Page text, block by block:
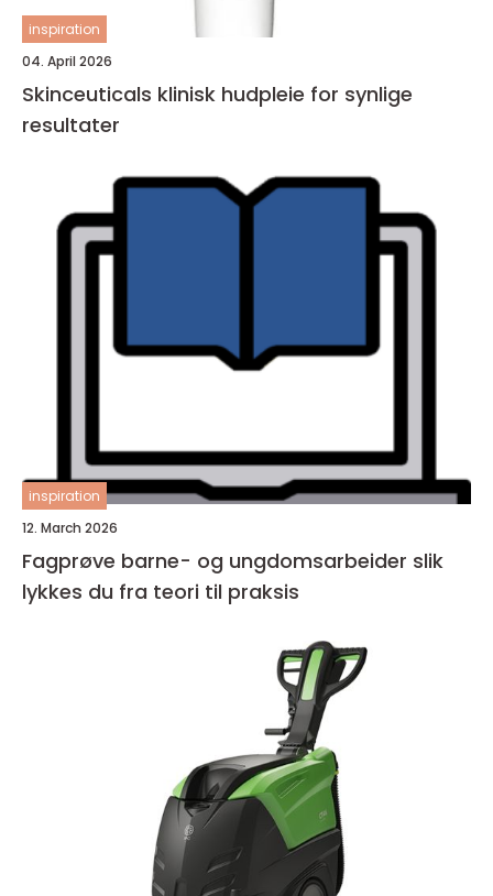
inspiration
04. April 2026
Skinceuticals klinisk hudpleie for synlige
resultater
inspiration
12. March 2026
Fagprøve barne- og ungdomsarbeider slik
lykkes du fra teori til praksis